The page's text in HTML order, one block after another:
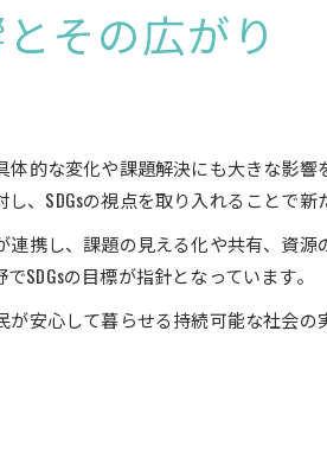
SDGs事例から見える地域の力
例から学ぶ地域連携の進め方
くりにSDGsが果たす役割
に必要なSDGsの果たす役割とは
現するSDGsの具体的な地域アプローチ
社会の課題解決に与える影響
その広がり
的な変化や課題解決にも大きな影
SDGsの視点を取り入れることで新
携し、課題の見える化や共有、資
の目標が指針となっています。
安心して暮らせる持続可能な社会